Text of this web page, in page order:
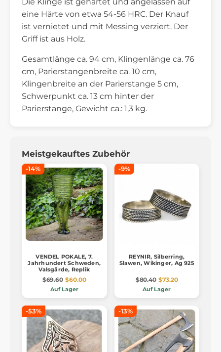
eine Härte von etwa 54-56 HRC. Der Knauf
ist vernietet und mit Messing verziert. Der
Griff ist aus Holz.
Gesamtlänge ca. 94 cm, Klingenlänge ca. 76
cm, Parierstangenbreite ca. 10 cm,
Klingenbreite an der Parierstange 5 cm,
Schwerpunkt ca. 13 cm hinter der
Parierstange, Gewicht ca.: 1,3 kg.
Meistgekauftes Zubehör
-14%
VENDEL POKALE, 7.
Jahrhundert Schweden,
Valsgärde, Replik
$69.60 $60.00
Auf Lager
-9%
REYNIR, Silberring,
Slawen, Wikinger, Ag 925
$80.40 $73.20
Auf Lager
-53% -13%